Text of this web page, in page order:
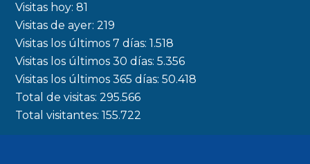
o
k
a
m
r
Visitas hoy:81
Visitas de ayer:219
Visitas los últimos 7 días:1.518
Visitas los últimos 30 días:5.356
Visitas los últimos 365 días:50.418
Total de visitas:295.566
Total visitantes:155.722